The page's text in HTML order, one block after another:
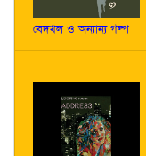
বেদখল ও অন্যান্য গল্প